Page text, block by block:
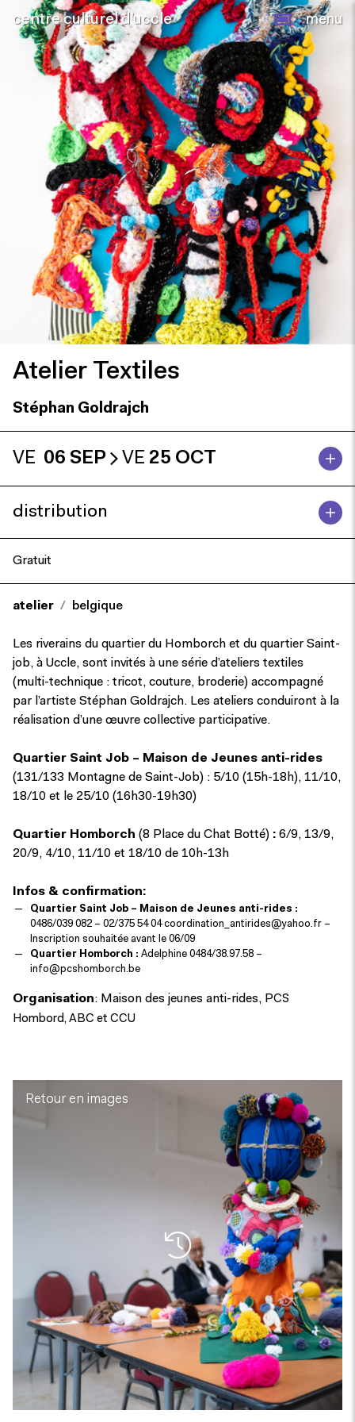
centre culturel d’uccle menu
Atelier Textiles
Stéphan Goldrajch
VE 06 SEP VE 25 OCT
distribution
Gratuit
atelier belgique
Les riverains du quartier du Homborch et du quartier Saint-
job, à Uccle, sont invités à une série d’ateliers textiles
(multi-technique : tricot, couture, broderie) accompagné
par l’artiste Stéphan Goldrajch. Les ateliers conduiront à la
réalisation d’une œuvre collective participative.
Quartier Saint Job – Maison de Jeunes anti-rides
(131/133 Montagne de Saint-Job) : 5/10 (15h-18h), 11/10,
18/10 et le 25/10 (16h30-19h30)
Quartier Homborch (8 Place du Chat Botté) : 6/9, 13/9,
20/9, 4/10, 11/10 et 18/10 de 10h-13h
Infos & confirmation:
Quartier Saint Job – Maison de Jeunes anti-rides :
0486/039 082 – 02/375 54 04coordination_antirides@yahoo.fr –
Inscription souhaitée avant le 06/09
Quartier Homborch : Adelphine 0484/38.97.58 –
info@pcshomborch.be
Organisation: Maison des jeunes anti-rides, PCS
Hombord, ABC et CCU
Retour en images